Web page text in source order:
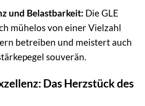
und Belastbarkeit: Die GLE
mühelos von einer Vielzahl
betreiben und meistert auch
souverän.
Das Herzstück des